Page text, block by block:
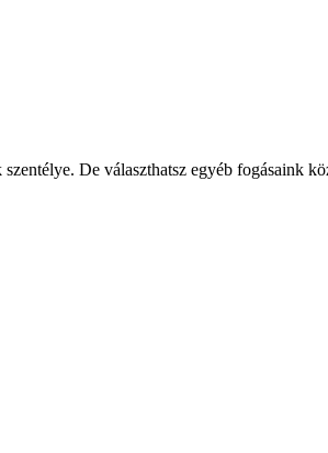
De választhatsz egyéb fogásaink